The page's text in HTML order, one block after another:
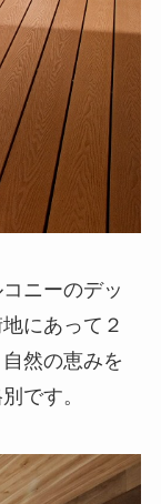
ニーのデッ
にあって２
然の恵みを
です。